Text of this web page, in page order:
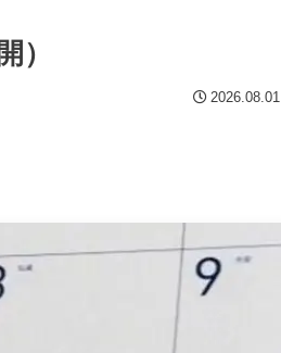
）
2026.08.01